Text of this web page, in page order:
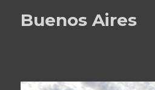
Buenos Aires